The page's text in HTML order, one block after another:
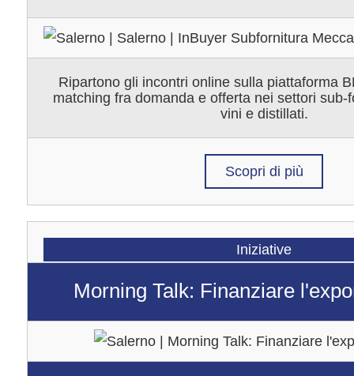
Ripartono gli incontri online sulla piattaforma
matching fra domanda e offerta nei settori sub-
vini e distillati.
Scopri di più
Iniziative
Morning Talk: Finanziare